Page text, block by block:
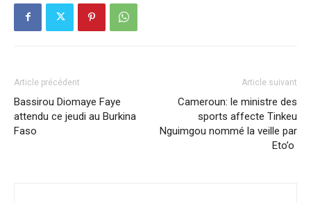
Article précédent
Bassirou Diomaye Faye
attendu ce jeudi au Burkina
Faso
Article suivant
Cameroun: le ministre des
sports affecte Tinkeu
Nguimgou nommé la veille par
Eto’o